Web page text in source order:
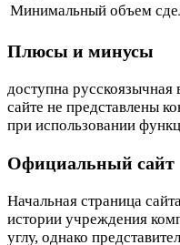
Минимальный объем
Плюсы и минусы
доступна
сайте не представлены
при использовании
Официальный сайт
Начальная страница
истории учреждения
углу, однако